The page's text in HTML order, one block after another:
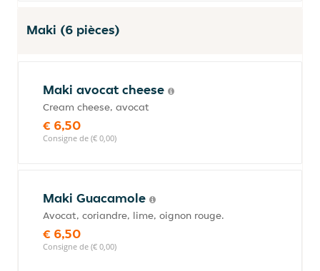
Maki (6 pièces)
Maki avocat cheese
Cream cheese, avocat
€ 6,50
Consigne de (€ 0,00)
Maki Guacamole
Avocat, coriandre, lime, oignon rouge.
€ 6,50
Consigne de (€ 0,00)